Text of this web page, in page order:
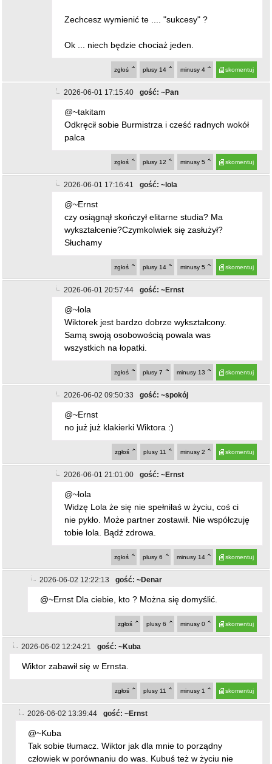
Zechcesz wymienić te .... "sukcesy" ?
Ok ... niech będzie chociaż jeden.
skomentuj
minusy 4
plusy 14
zgłoś
2026-06-01 17:15:40 gość: ~Pan
@~takitam
Odkręcił sobie Burmistrza i cześć radnych wokół
palca
skomentuj
minusy 5
plusy 12
zgłoś
2026-06-01 17:16:41 gość: ~lola
@~Ernst
czy osiągnął skończył elitarne studia? Ma
wykształcenie?Czymkolwiek się zasłużył?
Słuchamy
skomentuj
minusy 5
plusy 14
zgłoś
2026-06-01 20:57:44 gość: ~Ernst
@~lola
Wiktorek jest bardzo dobrze wykształcony.
Samą swoją osobowością powala was
wszystkich na łopatki.
skomentuj
minusy 13
plusy 7
zgłoś
2026-06-02 09:50:33 gość: ~spokój
@~Ernst
no już już klakierki Wiktora :)
skomentuj
minusy 2
plusy 11
zgłoś
2026-06-01 21:01:00 gość: ~Ernst
@~lola
Widzę Lola że się nie spełniłaś w życiu, coś ci
nie pykło. Może partner zostawił. Nie współczuję
tobie lola. Bądź zdrowa.
skomentuj
minusy 14
plusy 6
zgłoś
2026-06-02 12:22:13 gość: ~Denar
@~Ernst Dla ciebie, kto ? Można się domyślić.
skomentuj
minusy 0
plusy 6
zgłoś
2026-06-02 12:24:21 gość: ~Kuba
Wiktor zabawił się w Ernsta.
skomentuj
minusy 1
plusy 11
zgłoś
2026-06-02 13:39:44 gość: ~Ernst
@~Kuba
Tak sobie tłumacz. Wiktor jak dla mnie to porządny
człowiek w porównaniu do was. Kubuś też w życiu nie